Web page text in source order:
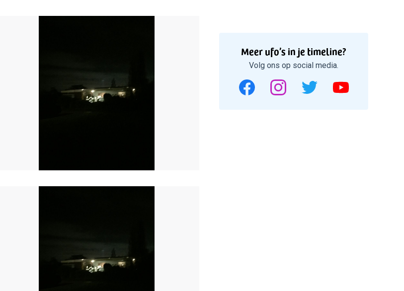
Meer ufo’s in je timeline?
Volg ons op social media.